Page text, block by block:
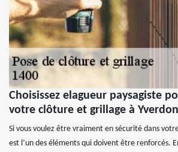
Choisissez elagueur paysagiste
votre clôture et grillage à
Si vous voulez être vraiment en sécurité dans
est l’un des éléments qui doivent être renforcés.